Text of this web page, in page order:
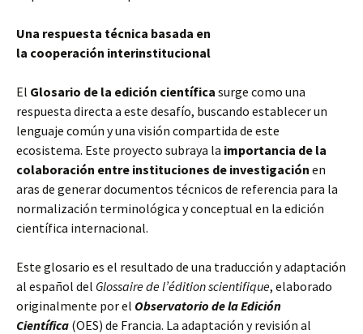
Una respuesta técnica basada en
la cooperación interinstitucional
El Glosario de la edición científica surge como una
respuesta directa a este desafío, buscando establecer un
lenguaje común y una visión compartida de este
ecosistema. Este proyecto subraya la importancia de la
colaboración entre instituciones de investigación en
aras de generar documentos técnicos de referencia para la
normalización terminológica y conceptual en la edición
científica internacional.
Este glosario es el resultado de una traducción y adaptación
al español del Glossaire de l’édition scientifique, elaborado
originalmente por el Observatorio de la Edición
Científica (OES) de Francia. La adaptación y revisión al